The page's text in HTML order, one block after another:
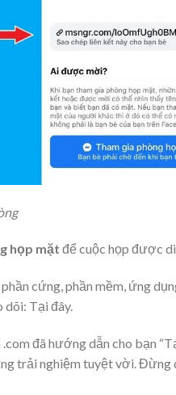
họp mặt để cuộc họp được
cứng, phần mềm, ứng
dõi: Tại đây.
đã hướng dẫn cho bạn
trải nghiệm tuyệt vời.